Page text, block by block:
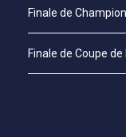
Finale de
Finale de Coupe